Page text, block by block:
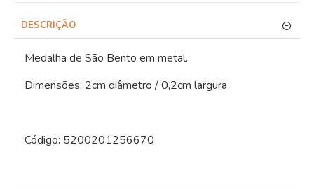
DESCRIÇÃO
Medalha de São Bento em metal.
Dimensões: 2cm diâmetro / 0,2cm largura
Código: 5200201256670